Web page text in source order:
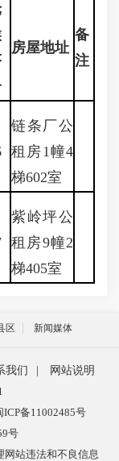
房屋地址
备
注
链条厂公
租房1幢4
梯602室
紫岭坪公
租房9幢2
梯405室
区 新闻媒体
我们
网站说明
ICP备11002485号
号
网站违法和不良信息